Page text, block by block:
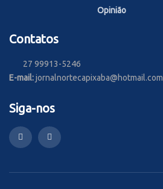
Opinião
Contatos
27 99913-5246
E-mail:jornalnortecapixaba@hotmail.com
Siga-nos